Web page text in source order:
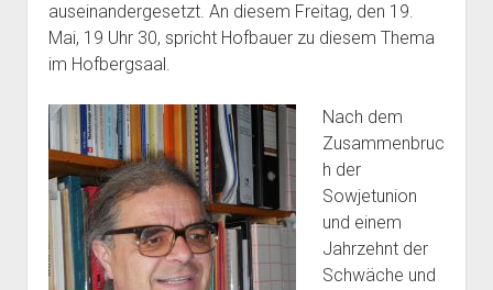
auseinandergesetzt. An diesem Freitag, den 19.
Mai, 19 Uhr 30, spricht Hofbauer zu diesem Thema
im Hofbergsaal.
Nach dem
Zusammenbruc
h der
Sowjetunion
und einem
Jahrzehnt der
Schwäche und